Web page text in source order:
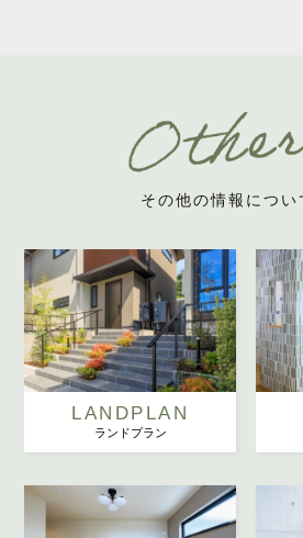
その他の情報につい
LANDPLAN
ランドプラン